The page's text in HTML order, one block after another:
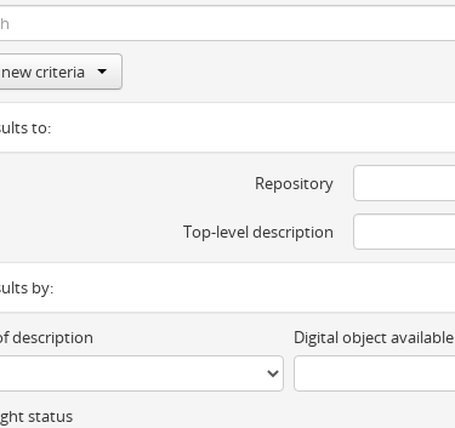
criteria
to:
Repository
Top-level description
by:
description Digital object available
status